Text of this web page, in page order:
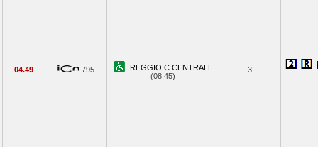
04.49 795
REGGIO C.CENTRALE
(08.45)
3